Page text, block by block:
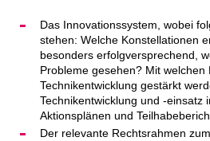
Das Innovationssystem, wobei
stehen: Welche Konstellationen
besonders erfolgversprechend,
Probleme gesehen? Mit
Technikentwicklung gestärkt
Technikentwicklung und -einsatz
Aktionsplänen und
Der relevante Rechtsrahmen